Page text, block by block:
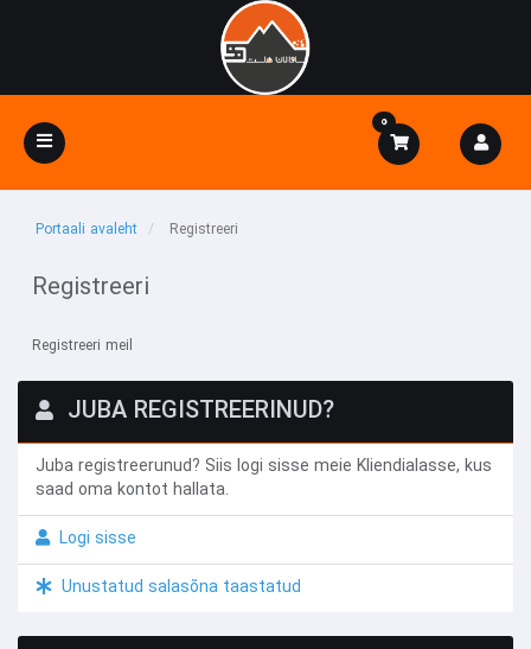
Toggle
navigation
0
Portaali avaleht Registreeri
Registreeri
Registreeri meil
JUBA REGISTREERINUD?
Juba registreerunud? Siis logi sisse meie Kliendialasse, kus
saad oma kontot hallata.
Logi sisse
Unustatud salasõna taastatud